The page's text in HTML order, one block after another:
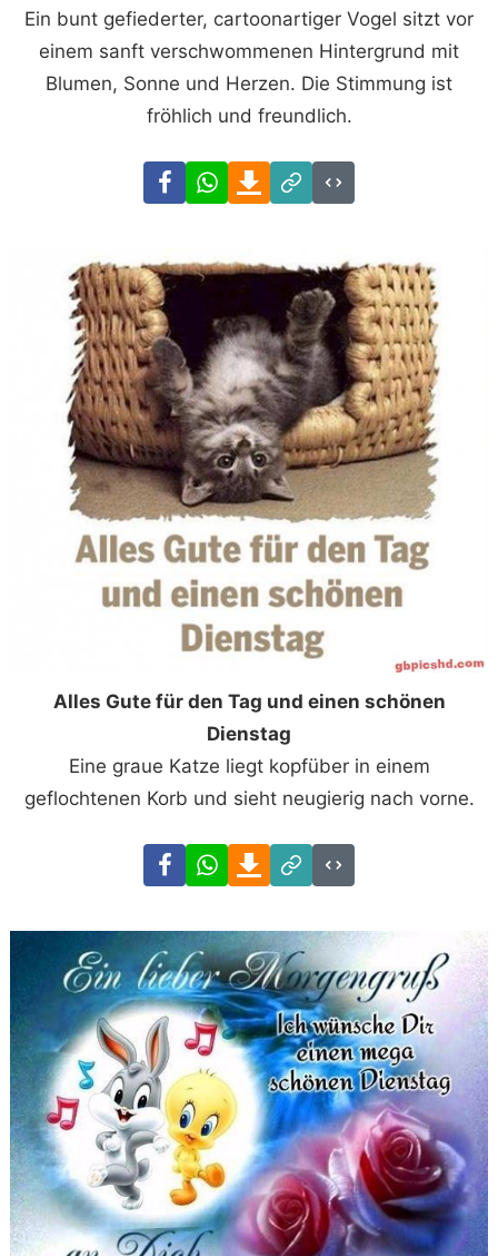
Ein bunt gefiederter, cartoonartiger Vogel sitzt vor
einem sanft verschwommenen Hintergrund mit
Blumen, Sonne und Herzen. Die Stimmung ist
fröhlich und freundlich.
FacebookWhatsAppDownload
Link
Code
Alles Gute für den Tag und einen schönen
Dienstag
Eine graue Katze liegt kopfüber in einem
geflochtenen Korb und sieht neugierig nach vorne.
FacebookWhatsAppDownload
Link
Code